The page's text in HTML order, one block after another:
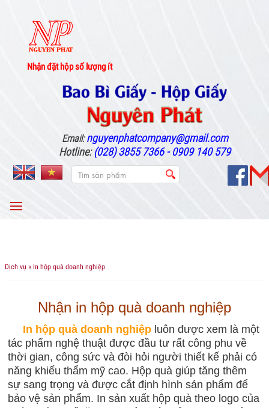
Nhận đặt hộp số lượng ít
Email:nguyenphatcompany@gmail.com
Hotline:(028) 3855 7366 - 0909 140 579
MENU
Dịch vụ » In hộp quà doanh nghiệp
Nhận in hộp quà doanh nghiệp
In hộp quà doanh nghiệpluôn được xem là một
tác phẩm nghệ thuật được đầu tư rất công phu về
thời gian, công sức và đòi hỏi người thiết kế phải có
năng khiếu thẩm mỹ cao. Hộp quà giúp tăng thêm
sự sang trọng và được cắt định hình sản phẩm để
bảo vệ sản phẩm. In sản xuất hộp quà theo logo của